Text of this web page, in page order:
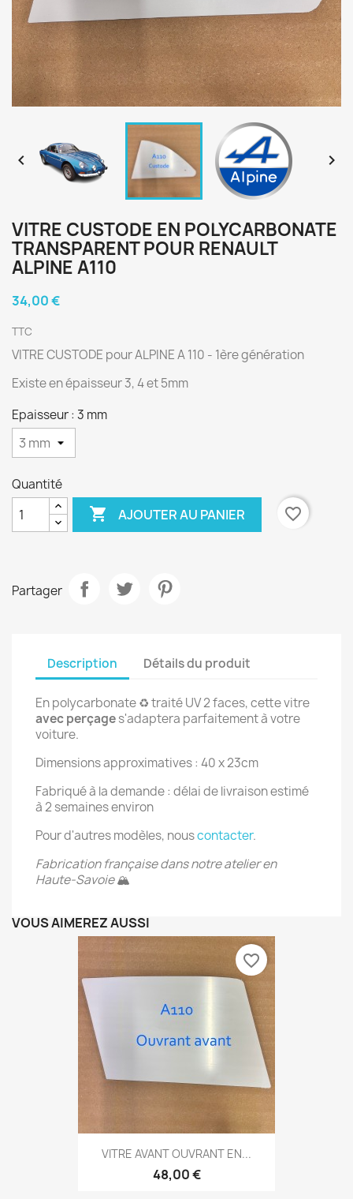
 
VITRE CUSTODE EN POLYCARBONATE
TRANSPARENT POUR RENAULT
ALPINE A110
34,00 €
TTC
VITRE CUSTODE pour ALPINE A 110 - 1ère génération
Existe en épaisseur 3, 4 et 5mm
Epaisseur : 3 mm
Quantité
 AJOUTER AU PANIER favorite_border
Partager
Description Détails du produit
En polycarbonate ♻️ traité UV 2 faces, cette vitre
avec perçages'adaptera parfaitement à votre
voiture.
Dimensions approximatives : 40 x 23cm
Fabriqué à la demande : délai de livraison estimé
à 2 semaines environ
Pour d'autres modèles, nouscontacter.
Fabrication française dans notre atelier en
Haute-Savoie🏔
VOUS AIMEREZ AUSSI
VITRE AVANT OUVRANT EN...
48,00 €
favorite_border